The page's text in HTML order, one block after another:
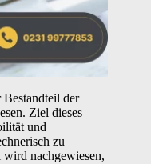
Bestandteil der
Ziel dieses
und
zu
nachgewiesen,